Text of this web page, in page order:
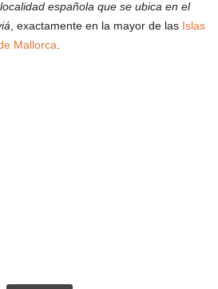
localidad española que se ubica en el
, exactamente en la mayor de las Islas
Mallorca